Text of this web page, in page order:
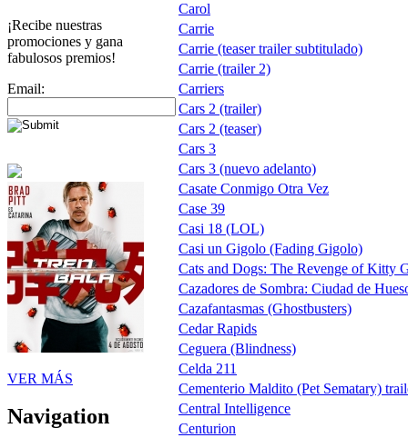
¡Recibe nuestras
promociones y gana
fabulosos premios!
Email:
VER MÁS
Navigation
Carol
Carrie
Carrie (teaser trailer subtitulado)
Carrie (trailer 2)
Carriers
Cars 2 (trailer)
Cars 2 (teaser)
Cars 3
Cars 3 (nuevo adelanto)
Casate Conmigo Otra Vez
Case 39
Casi 18 (LOL)
Casi un Gigolo (Fading Gigolo)
Cats and Dogs: The Revenge of Kitty
Cazadores de Sombra: Ciudad de
Cazafantasmas (Ghostbusters)
Cedar Rapids
Ceguera (Blindness)
Celda 211
Cementerio Maldito (Pet Sematary)
Central Intelligence
Centurion